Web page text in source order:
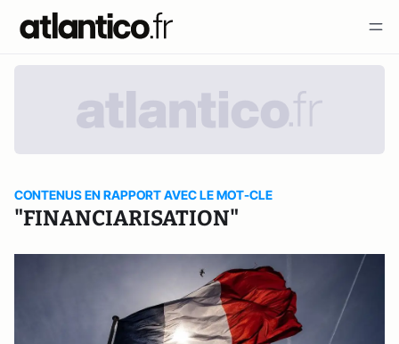
CONTENUS EN RAPPORT AVEC LE MOT-CLE
"FINANCIARISATION"